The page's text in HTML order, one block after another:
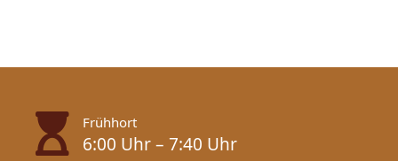
Frühhort
6:00 Uhr – 7:40 Uhr